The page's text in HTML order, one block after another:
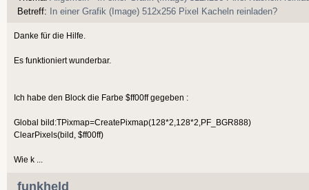
Betreff:
In einer Grafik (Image) 512x256 Pixel Kacheln reinladen?
Danke für die Hilfe.
Es funktioniert wunderbar.
Ich habe den Block die Farbe $ff00ff gegeben :
Global bild:TPixmap=CreatePixmap(128*2,128*2,PF_BGR888)
ClearPixels(bild, $ff00ff)
Wie k ...
funkheld